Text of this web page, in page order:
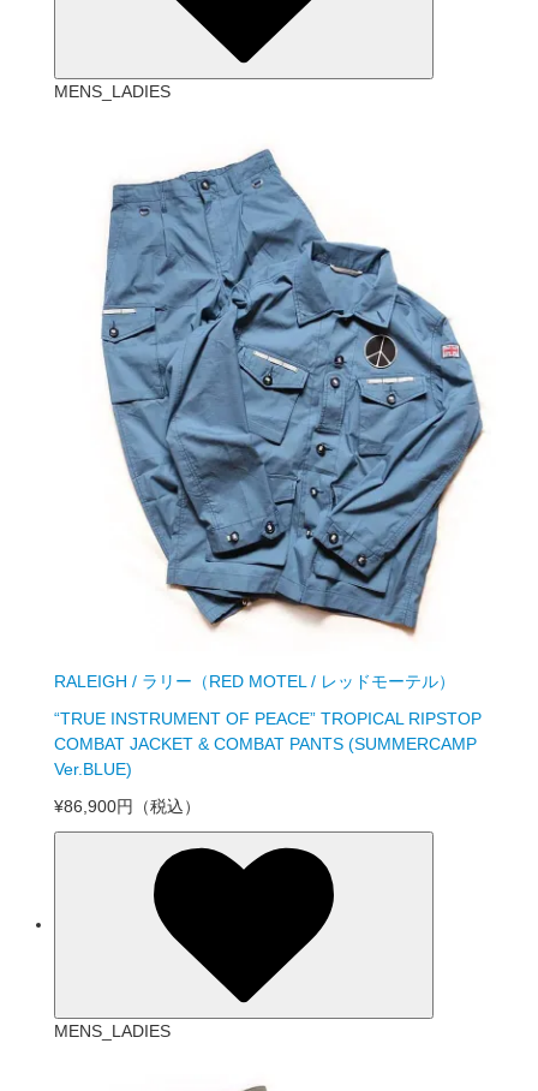
MENS_LADIES
RALEIGH / ラリー（RED MOTEL / レッドモーテル）
“TRUE INSTRUMENT OF PEACE” TROPICAL RIPSTOP
COMBAT JACKET & COMBAT PANTS (SUMMERCAMP
Ver.BLUE)
¥86,900円
（税込）
MENS_LADIES